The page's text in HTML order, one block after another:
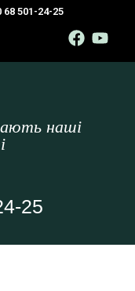
68 501-24-25
наші
25